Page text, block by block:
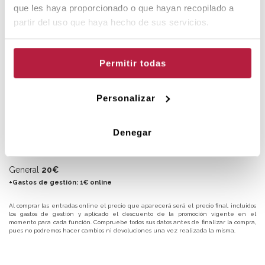
que les haya proporcionado o que hayan recopilado a
partir del uso que haya hecho de sus servicios.
Permitir todas
Personalizar
Denegar
percusión
Batería
Tico Porcar
VER CALENDARIO
General 20€
+Gastos de gestión: 1€ online
Al comprar las entradas online el precio que aparecerá será el precio final, incluidos
los gastos de gestión y aplicado el descuento de la promoción vigente en el
momento para cada función. Compruebe todos sus datos antes de finalizar la compra,
pues no podremos hacer cambios ni devoluciones una vez realizada la misma.